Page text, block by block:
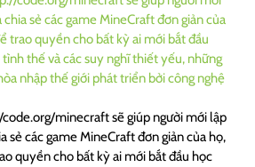
minecraft sẽ giúp người mới lập
sẻ các game MineCraft đơn giản của họ,
quyền cho bất kỳ ai mới bắt đầu học